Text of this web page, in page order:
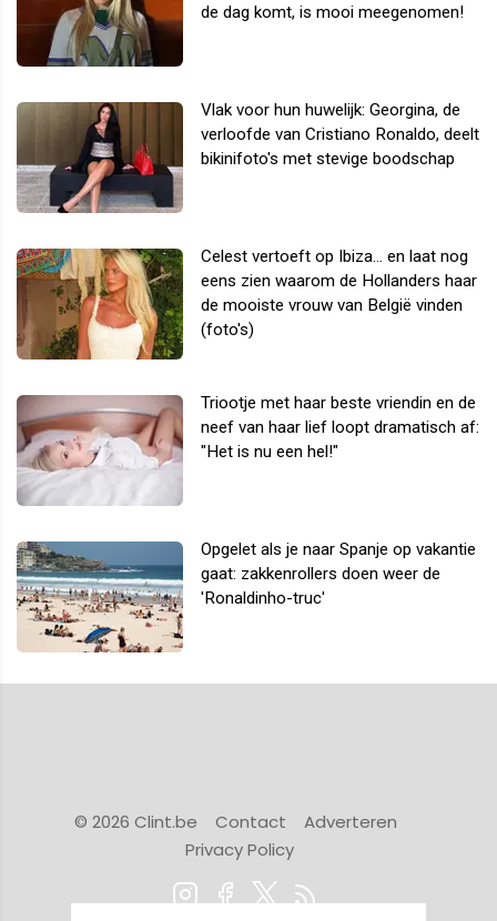
de dag komt, is mooi meegenomen!
Vlak voor hun huwelijk: Georgina, de
verloofde van Cristiano Ronaldo, deelt
bikinifoto's met stevige boodschap
Celest vertoeft op Ibiza... en laat nog
eens zien waarom de Hollanders haar
de mooiste vrouw van België vinden
(foto's)
Triootje met haar beste vriendin en de
neef van haar lief loopt dramatisch af:
"Het is nu een hel!"
Opgelet als je naar Spanje op vakantie
gaat: zakkenrollers doen weer de
'Ronaldinho-truc'
© 2026 Clint.be Contact
Adverteren
Privacy Policy